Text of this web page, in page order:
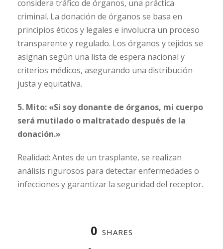
considera tráfico de órganos, una práctica
criminal. La donación de órganos se basa en
principios éticos y legales e involucra un proceso
transparente y regulado. Los órganos y tejidos se
asignan según una lista de espera nacional y
criterios médicos, asegurando una distribución
justa y equitativa.
5. Mito: «Si soy donante de órganos, mi cuerpo
será mutilado o maltratado después de la
donación.»
Realidad: Antes de un trasplante, se realizan
análisis rigurosos para detectar enfermedades o
infecciones y garantizar la seguridad del receptor.
0 SHARES